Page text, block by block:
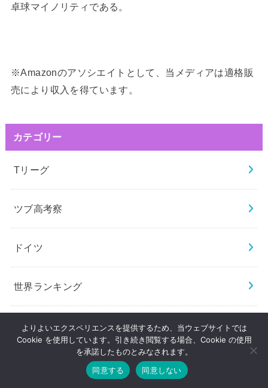
卓球マイノリティである。
※Amazonのアソシエイトとして、当メディアは適格販
売により収入を得ています。
カテゴリー
Tリーグ
ツブ高考察
ドイツ
世界ランキング
世界選手権
よりよいエクスペリエンスを提供するため、当ウェブサイトでは
Cookie を使用しています。引き続き閲覧する場合、Cookie の使用
を承諾したものとみなされます。
同意する
同意しない